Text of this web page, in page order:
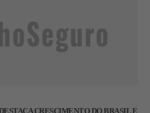
CRESCIMENTO DO BRASIL E